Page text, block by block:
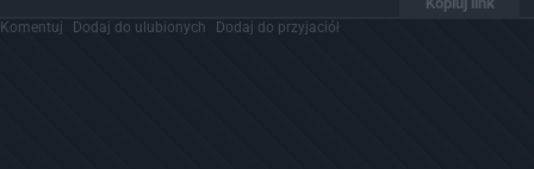
Komentuj Dodaj do ulubionych Dodaj do przyjaciół